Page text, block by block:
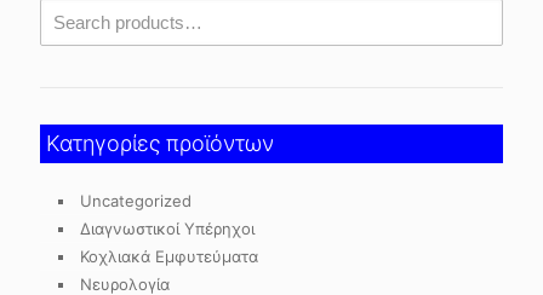
Κατηγορίες προϊόντων
Uncategorized
Διαγνωστικοί Υπέρηχοι
Κοχλιακά Εμφυτεύματα
Νευρολογία